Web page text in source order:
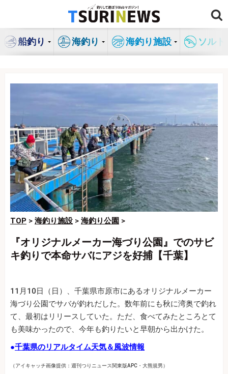
ン
船釣り 海釣り 海釣り施設 ソル
TOP > 海釣り施設 > 海釣り公園 >
『オリジナルメーカー海づり公園』でのサビ
キ釣りで本命サバにアジを好捕【千葉】
11月10日（日）、千葉県市原市にあるオリジナルメーカー
海づり公園でサバが釣れだした。数年前にも秋に湾奥で釣れ
て、最初はリリースしていた。ただ、食べてみたところとて
も美味かったので、今年も釣りたいと早朝から出かけた。
●千葉県のリアルタイム天気＆風波情報
（アイキャッチ画像提供：週刊つりニュース関東版APC・大熊規男）